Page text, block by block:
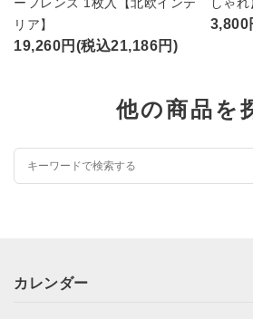
ーフレンズ 1枚入【北欧インテ
リア】
19,260円(税込21,186円)
しゃ
3,800
他の商品を
カレンダー